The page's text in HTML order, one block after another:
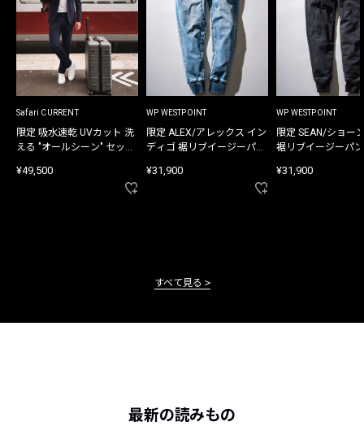
Safari CURRENT
限定 吸水速乾 UVカット 洗
える "オールシーン" セット
¥49,500
WP WESTPOINT
限定 ALEX/アレックス イン
ディゴ 裾リブイージーパン
¥31,900
WP WESTPOINT
限定 SEAN/ショー
裾リブイージーパ
¥31,900
すべて見る
最新の読みもの